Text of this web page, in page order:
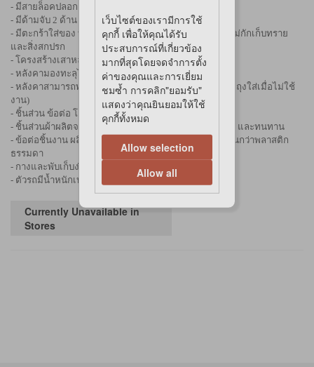
- มีสายล็อคปลอกคอสัตว์เลี้ยง 2 สาย
- มีด้ามจับ 2 ด้าน ทั้งด้านที่เข็น และด้านที่ใช้ลาก
- มีตะกร้าใส่ของ ที่มาพร้อมช่องใส่รองเท้า และตาข่ายที่ไม่กักเก็บทราย
และสิ่งสกปรก
- โครงสร้างเสาหลังคาสามารถซ่อนเก็บได้
- หลังคามองทะลุได้
- หลังคาสามารถพับเก็บได้ พร้อมม่าน และหลังคา 2 ชั้น (มีถุงใส่เมื่อไม่ใช้
งาน)
- ชิ้นส่วน ข้อต่อ โครง รูปทรงมน ไม่มีคม
- ชิ้นส่วนผ้าผลิตจาก Oxford frabric 900D ให้ความสวยงาม และทนทาน
- ข้อต่อชิ้นงาน ผลิตจาก Glass fiber plastic ให้ความทนทานกว่าพลาสติก
ธรรมดา
- กางและพับเก็บง่าย ใช้เวลาไม่เกิน 1 นาที
- ตัวรถมีน้ำหนักเบาเพียง 15 Kg. (ไม่รวมหลังคา)
Currently Unavailable in
Stores
เว็บไซต์ของเรามีการใช้
คุกกี้ เพื่อให้คุณได้รับ
ประสบการณ์ที่เกี่ยวข้อง
มากที่สุดโดยจดจำการตั้ง
ค่าของคุณและการเยี่ยม
ชมซ้ำ การคลิก"ยอมรับ"
แสดงว่าคุณยินยอมให้ใช้
คุกกี้ทั้งหมด
Allow selection
Allow all